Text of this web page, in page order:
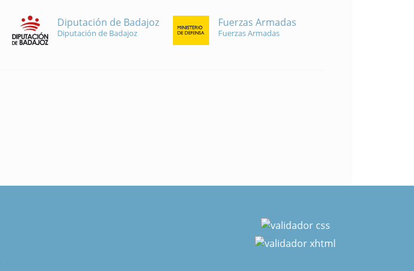
Diputación de Badajoz
Diputación de Badajoz
Fuerzas Armadas
Fuerzas Armadas